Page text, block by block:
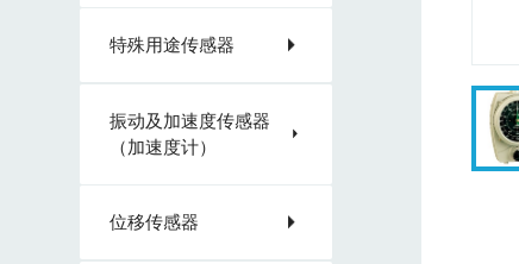
特殊用途传感器
振动及加速度传感器
（加速度计）
位移传感器